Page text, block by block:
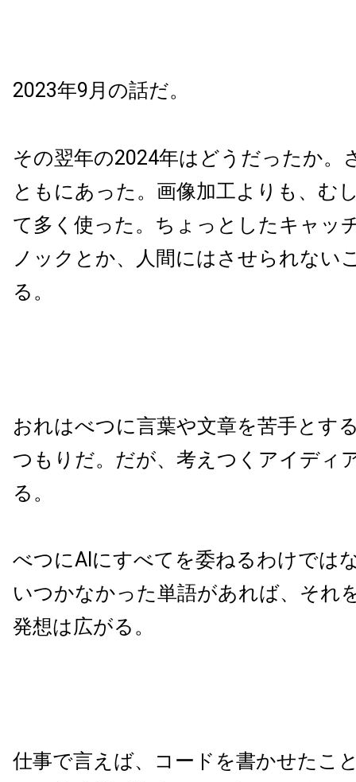
2023年9月の話だ。
その翌年の2024年はどうだったか。
ともにあった。画像加工よりも、む
て多く使った。ちょっとしたキャッ
ノックとか、人間にはさせられない
る。
おれはべつに言葉や文章を苦手とす
つもりだ。だが、考えつくアイディ
る。
べつにAIにすべてを委ねるわけでは
いつかなかった単語があれば、それ
発想は広がる。
仕事で言えば、コードを書かせたこ